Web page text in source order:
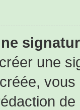
une
créée,